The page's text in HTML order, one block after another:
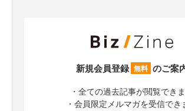
新規会員登録 無料 のご案
・全ての過去記事が閲覧でき
・会員限定メルマガを受信でき